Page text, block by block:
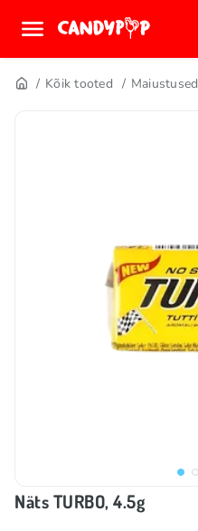
Kõik tooted Maiustused
Näts TURBO, 4.5g